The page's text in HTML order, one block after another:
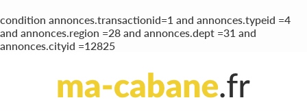
condition annonces.transactionid=1 and annonces.typeid =4
and annonces.region =28 and annonces.dept =31 and
annonces.cityid =12825